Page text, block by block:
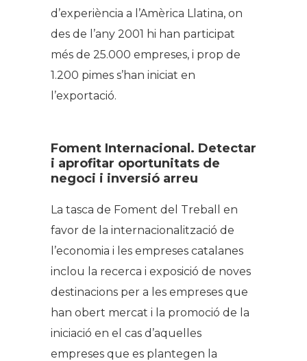
d’experiència a l’Amèrica Llatina, on
des de l’any 2001 hi han participat
més de 25.000 empreses, i prop de
1.200 pimes s’han iniciat en
l’exportació.
Foment Internacional. Detectar
i aprofitar oportunitats de
negoci i inversió arreu
La tasca de Foment del Treball en
favor de la internacionalització de
l’economia i les empreses catalanes
inclou la recerca i exposició de noves
destinacions per a les empreses que
han obert mercat i la promoció de la
iniciació en el cas d’aquelles
empreses que es plantegen la